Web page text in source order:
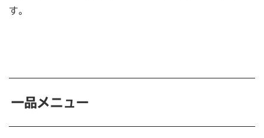
す。
一品メニュー